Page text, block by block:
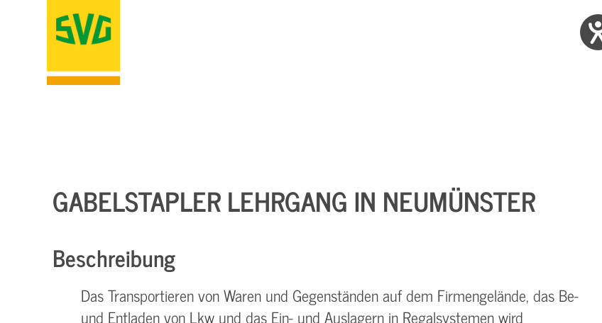
GABELSTAPLER LEHRGANG IN NEUMÜNSTER
Beschreibung
Das Transportieren von Waren und Gegenständen auf dem Firmengelände, das Be-
und Entladen von Lkw und das Ein- und Auslagern in Regalsystemen wird